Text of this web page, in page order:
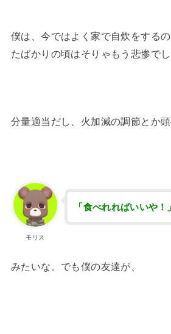
僕は、今ではよく家で自炊をする
たばかりの頃はそりゃもう悲惨でし
分量適当だし、火加減の調節とか頭
モリス
「食べれればいいや！」
みたいな。でも僕の友達が、